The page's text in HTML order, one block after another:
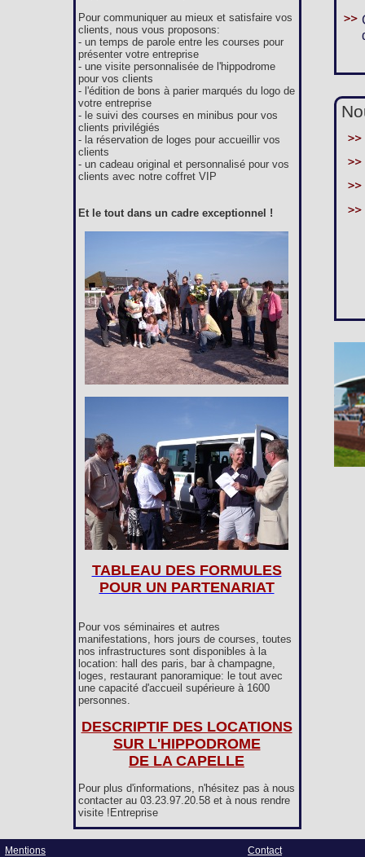
Pour communiquer au mieux et satisfaire vos
clients, nous vous proposons:
- un temps de parole entre les courses pour
présenter votre entreprise
- une visite personnalisée de l'hippodrome
pour vos clients
- l'édition de bons à parier marqués du logo de
votre entreprise
- le suivi des courses en minibus pour vos
clients privilégiés
- la réservation de loges pour accueillir vos
clients
- un cadeau original et personnalisé pour vos
clients avec notre coffret VIP
Et le tout dans un cadre exceptionnel !
TABLEAU DES FORMULES
POUR UN PARTENARIAT
Pour vos séminaires et autres
manifestations, hors jours de courses, toutes
nos infrastructures sont disponibles à la
location: hall des paris, bar à champagne,
loges, restaurant panoramique: le tout avec
une capacité d'accueil supérieure à 1600
personnes.
DESCRIPTIF DES LOCATIONS
SUR L'HIPPODROME
DE LA CAPELLE
Pour plus d'informations, n'hésitez pas à nous
contacter au 03.23.97.20.58 et à nous rendre
visite !Entreprise
Mentions
Contact